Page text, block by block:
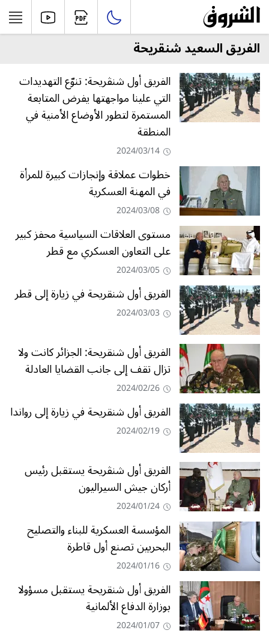
الفريق السعيد شنقريحة
الفريق أول شنڨريحة: تنوّع التهديدات
التي علينا مواجهتها يفرض المتابعة
المستمرة لتطور الأوضاع الأمنية في
المنطقة
2024/03/14
خطوات عملاقة وإنجازات كبيرة للمرأة
في المهنة العسكرية
2024/03/08
مستوى العلاقات السياسية محفز كبير
على التعاون العسكري مع قطر
2024/03/05
الفريق أول شنقريحة في زيارة إلى قطر
2024/03/03
الفريق أول شنقريحة: الجزائر كانت ولا
تزال تقف إلى جانب القضايا العادلة
2024/02/26
الفريق أول شنقريحة في زيارة إلى رواندا
2024/02/19
الفريق أول شنڨريحة يستقبل رئيس
أركان جيش السيراليون
2024/01/24
المؤسسة العسكرية للبناء والتصليح
البحريين تصنع أول قاطرة
2024/01/16
الفريق أول شنقريحة يستقبل مسؤولا
بوزارة الدفاع الألمانية
2024/01/07